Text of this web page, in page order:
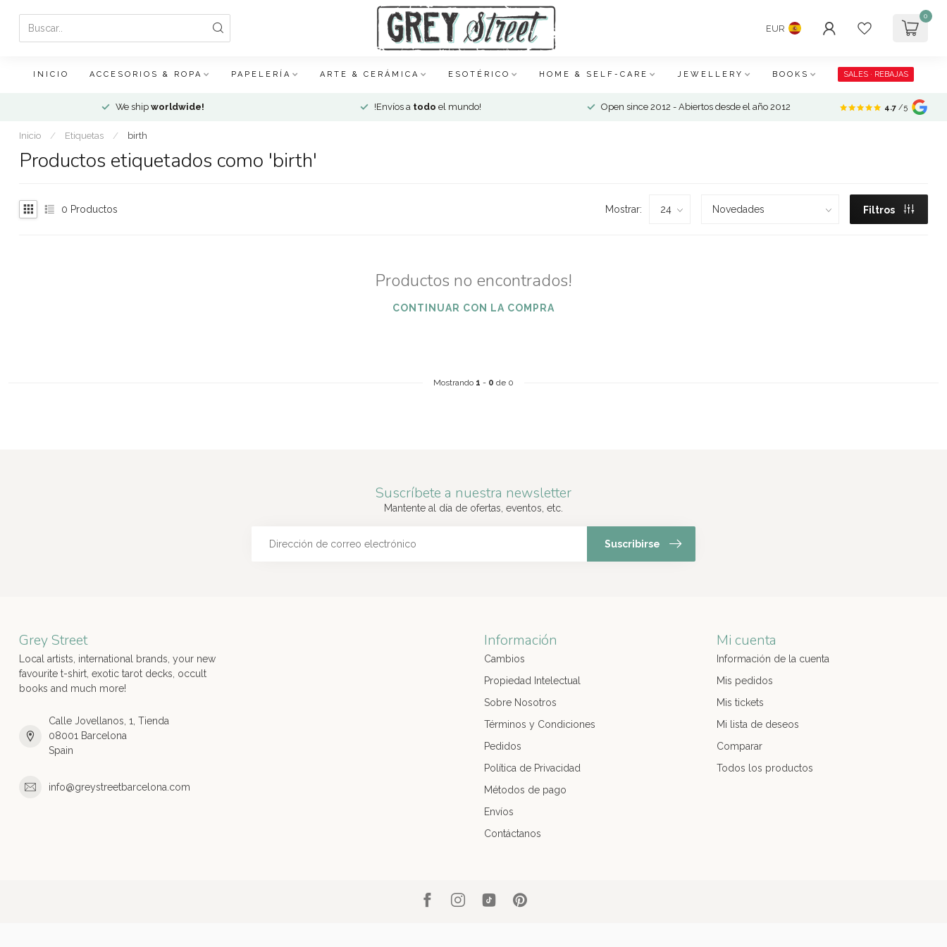
EUR
0
INICIO ACCESORIOS & ROPA PAPELERÍA ARTE & CERÁMICA ESOTÉRICO HOME & SELF-CARE JEWELLERY BOOKS SALES · REBAJAS
We ship worldwide! !Envíos a todo el mundo! Open since 2012 - Abiertos desde el año 2012 4.7 /5
Inicio / Etiquetas / birth
Productos etiquetados como 'birth'
0 Productos Mostrar: Filtros
Productos no encontrados!
CONTINUAR CON LA COMPRA
Mostrando 1 - 0 de 0
Suscríbete a nuestra newsletter
Mantente al día de ofertas, eventos, etc.
Suscribirse
Grey Street
Local artists, international brands, your new
favourite t-shirt, exotic tarot decks, occult
books and much more!
Calle Jovellanos, 1, Tienda
08001 Barcelona
Spain
info@greystreetbarcelona.com
Información
Cambios
Propiedad Intelectual
Sobre Nosotros
Términos y Condiciones
Pedidos
Política de Privacidad
Métodos de pago
Envíos
Contáctanos
Mi cuenta
Información de la cuenta
Mis pedidos
Mis tickets
Mi lista de deseos
Comparar
Todos los productos